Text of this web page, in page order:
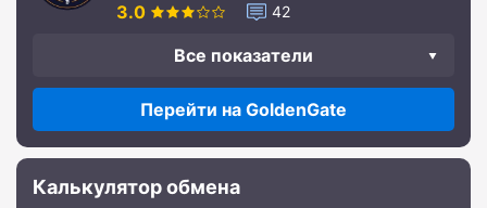
3.0 42
Все показатели
Перейти на GoldenGate
Калькулятор обмена